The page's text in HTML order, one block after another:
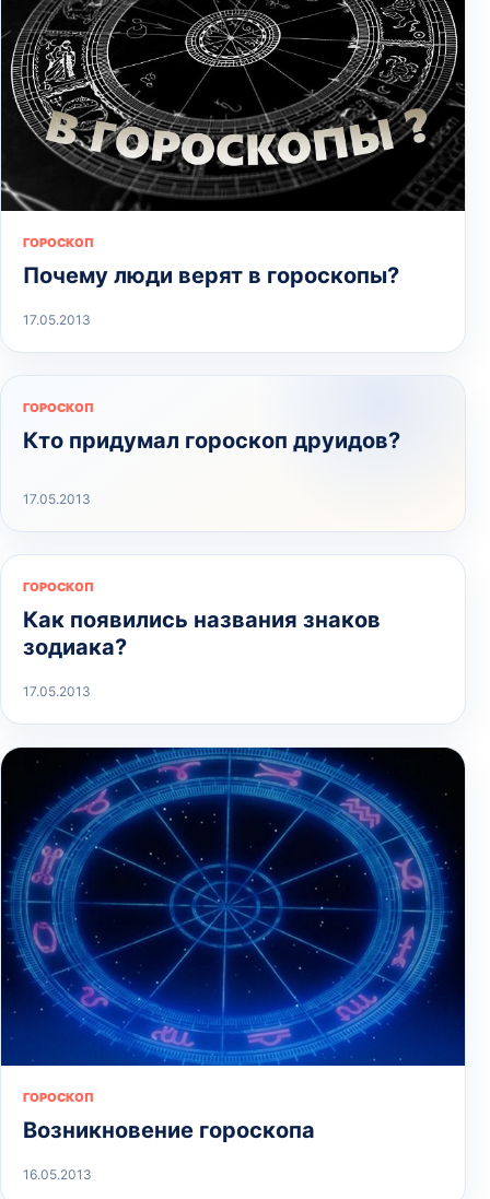
ГОРОСКОП
Почему люди верят в гороскопы?
17.05.2013
ГОРОСКОП
Кто придумал гороскоп друидов?
17.05.2013
ГОРОСКОП
Как появились названия знаков
зодиака?
17.05.2013
ГОРОСКОП
Возникновение гороскопа
16.05.2013